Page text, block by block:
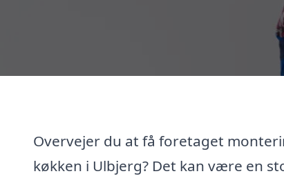
Overvejer du at få foretaget
køkken i Ulbjerg? Det kan være en